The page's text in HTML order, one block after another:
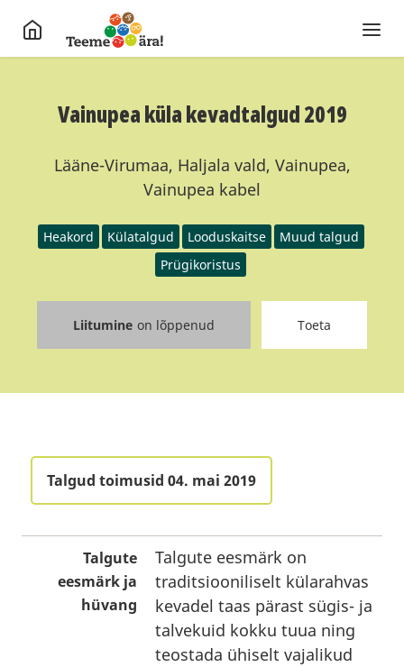
Vainupea küla kevadtalgud 2019
Lääne-Virumaa, Haljala vald, Vainupea,
Vainupea kabel
Heakord Külatalgud Looduskaitse
Muud talgud
Prügikoristus
Liitumine on lõppenud Toeta
Talgud toimusid 04. mai 2019
Talgute
eesmärk ja
hüvang
Talgute eesmärk on
traditsiooniliselt külarahvas
kevadel taas pärast sügis- ja
talvekuid kokku tuua ning
teostada ühiselt vajalikud